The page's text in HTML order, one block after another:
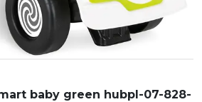
baby green hubpl-07-828-